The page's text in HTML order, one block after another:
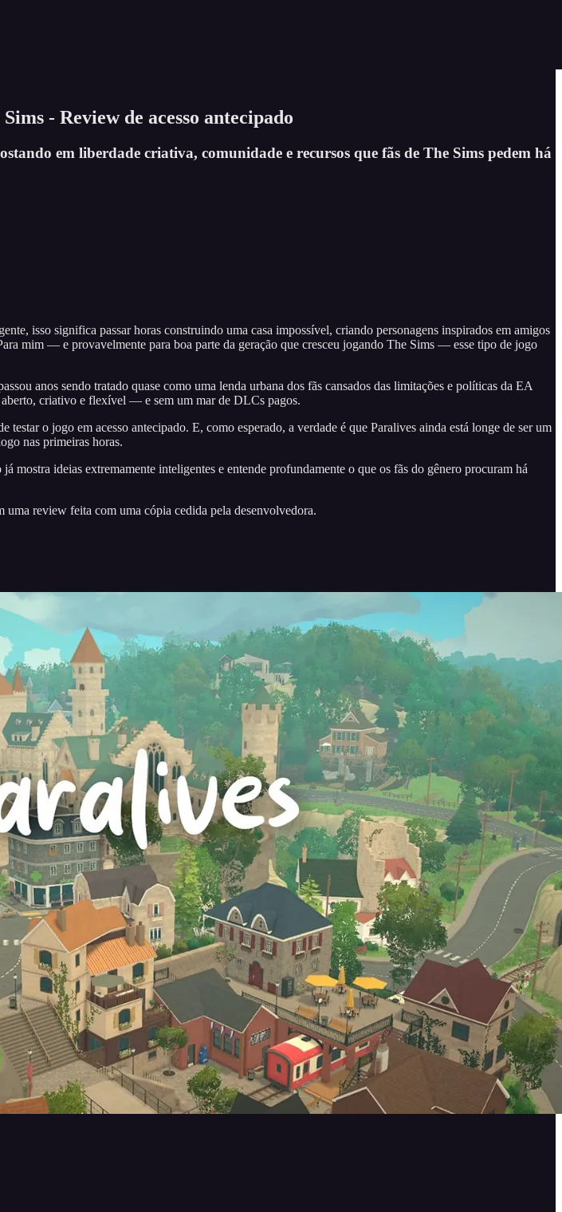
- Review de acesso antecipado
em liberdade criativa, comunidade e recursos que fãs de The Sims pedem há
isso significa passar horas construindo uma casa impossível, criando personagens inspirados em amigos
mim — e provavelmente para boa parte da geração que cresceu jogando The Sims — esse tipo de jogo
anos sendo tratado quase como uma lenda urbana dos fãs cansados das limitações e políticas da EA
aberto, criativo e flexível — e sem um mar de DLCs pagos.
o jogo em acesso antecipado. E, como esperado, a verdade é que Paralives ainda está longe de ser um
nas primeiras horas.
ideias extremamente inteligentes e entende profundamente o que os fãs do gênero procuram há
uma review feita com uma cópia cedida pela desenvolvedora.